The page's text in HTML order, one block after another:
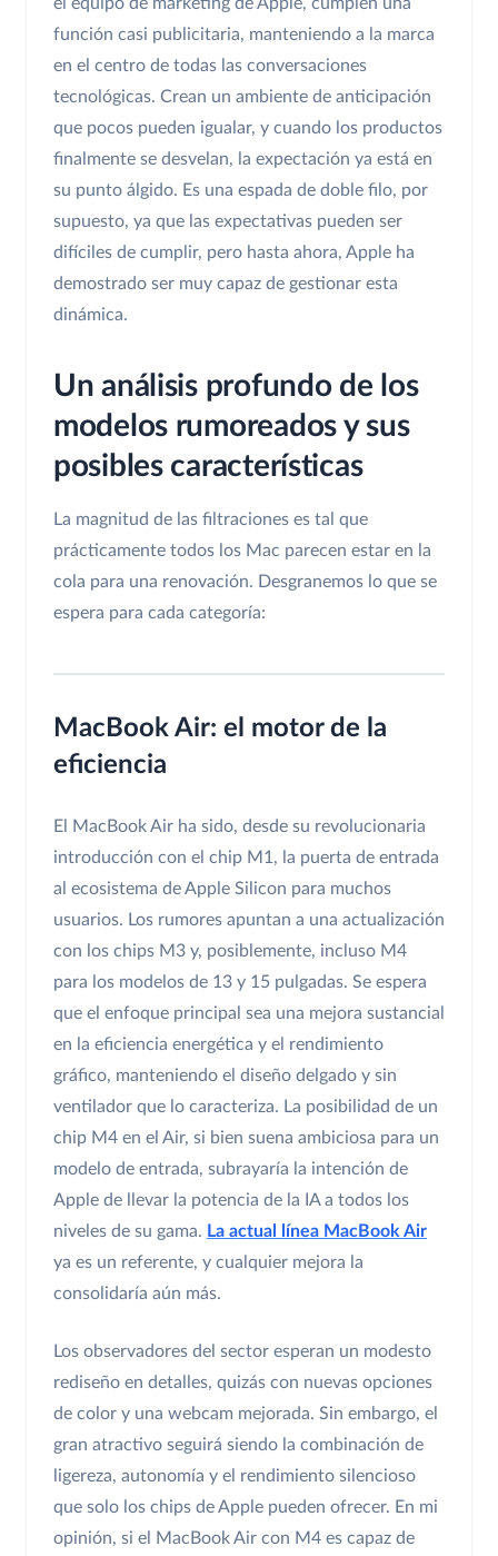
función casi publicitaria, manteniendo a la marca
en el centro de todas las conversaciones
tecnológicas. Crean un ambiente de anticipación
que pocos pueden igualar, y cuando los productos
finalmente se desvelan, la expectación ya está en
su punto álgido. Es una espada de doble filo, por
supuesto, ya que las expectativas pueden ser
difíciles de cumplir, pero hasta ahora, Apple ha
demostrado ser muy capaz de gestionar esta
dinámica.
Un análisis profundo de los
modelos rumoreados y sus
posibles características
La magnitud de las filtraciones es tal que
prácticamente todos los Mac parecen estar en la
cola para una renovación. Desgranemos lo que se
espera para cada categoría:
MacBook Air: el motor de la
eficiencia
El MacBook Air ha sido, desde su revolucionaria
introducción con el chip M1, la puerta de entrada
al ecosistema de Apple Silicon para muchos
usuarios. Los rumores apuntan a una actualización
con los chips M3 y, posiblemente, incluso M4
para los modelos de 13 y 15 pulgadas. Se espera
que el enfoque principal sea una mejora sustancial
en la eficiencia energética y el rendimiento
gráfico, manteniendo el diseño delgado y sin
ventilador que lo caracteriza. La posibilidad de un
chip M4 en el Air, si bien suena ambiciosa para un
modelo de entrada, subrayaría la intención de
Apple de llevar la potencia de la IA a todos los
niveles de su gama. La actual línea MacBook Air
ya es un referente, y cualquier mejora la
consolidaría aún más.
Los observadores del sector esperan un modesto
rediseño en detalles, quizás con nuevas opciones
de color y una webcam mejorada. Sin embargo, el
gran atractivo seguirá siendo la combinación de
ligereza, autonomía y el rendimiento silencioso
que solo los chips de Apple pueden ofrecer. En mi
opinión, si el MacBook Air con M4 es capaz de